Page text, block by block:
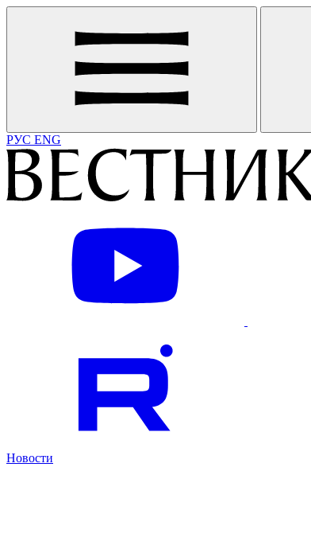
РУС ENG
Новости